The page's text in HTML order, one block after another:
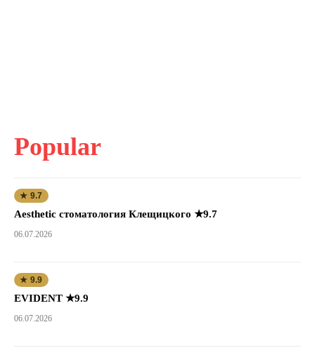
Popular
★ 9.7
Aesthetic стоматология Клещицкого ★9.7
06.07.2026
★ 9.9
EVIDENT ★9.9
06.07.2026